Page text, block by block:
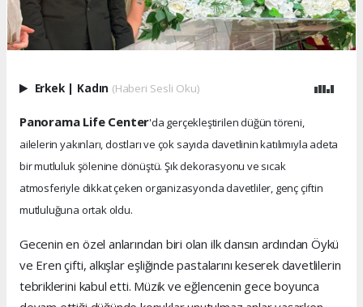
Erkek | Kadın (Haberi Sesli Oku)
Panorama Life Center'da gerçekleştirilen düğün töreni,
ailelerin yakınları, dostları ve çok sayıda davetlinin katılımıyla adeta
bir mutluluk şölenine dönüştü. Şık dekorasyonu ve sıcak
atmosferiyle dikkat çeken organizasyonda davetliler, genç çiftin
mutluluğuna ortak oldu.
Gecenin en özel anlarından biri olan ilk dansın ardından Öykü
ve Eren çifti, alkışlar eşliğinde pastalarını keserek davetlilerin
tebriklerini kabul etti. Müzik ve eğlencenin gece boyunca